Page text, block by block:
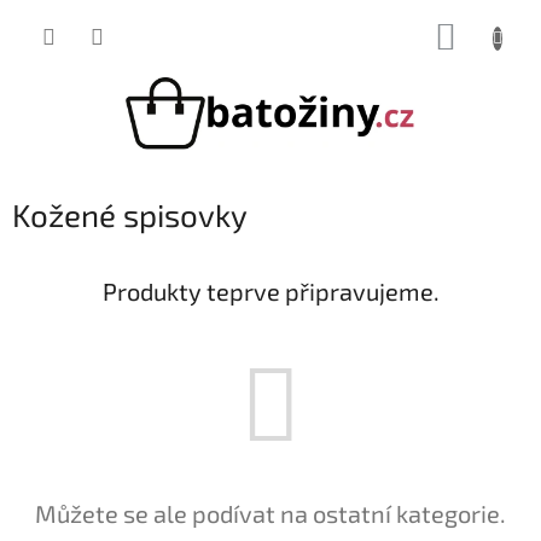
Kožené spisovky
Produkty teprve připravujeme.
Můžete se ale podívat na ostatní kategorie.